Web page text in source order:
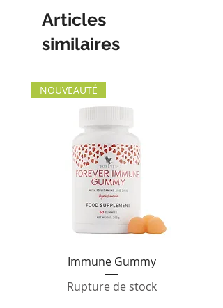
Articles
similaires
NOUVEAUTÉ
Immune Gummy
Rupture de stock